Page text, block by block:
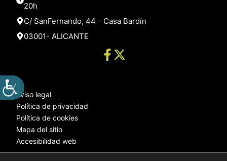
20h
C/ SanFernando, 44 - Casa Bardín
03001- ALICANTE
Aviso legal
Política de privacidad
Política de cookies
Mapa del sitio
Accesibilidad web